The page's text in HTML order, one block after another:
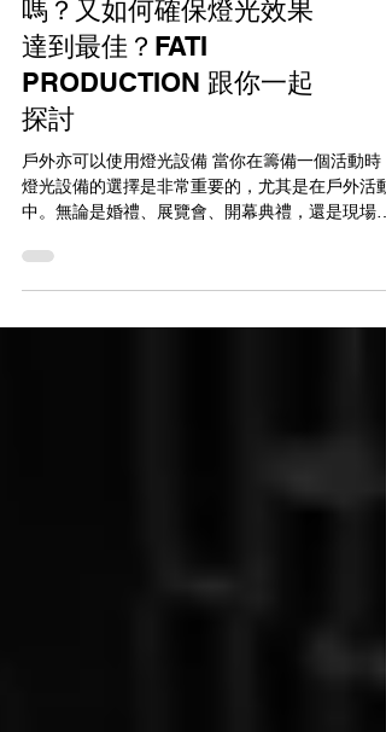
可以在戶外使用燈光設備
嗎？又如何確保燈光效果
達到最佳？FATI
PRODUCTION 跟你一起
探討
戶外亦可以使用燈光設備 當你在籌備一個活動時
中。無論是婚禮、展覽會、開幕典禮，還是現場樂
舞台燈光設備租借服務...